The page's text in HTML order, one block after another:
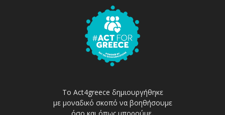
Το Act4greece δημιουργήθηκε
με μοναδικό σκοπό να βοηθήσουμε
όσο και όπως μπορούμε,